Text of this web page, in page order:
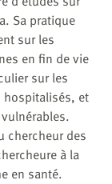
Sa pratique
sur les
en fin de vie
sur les
hospitalisés, et
chercheur des
à la
en santé.